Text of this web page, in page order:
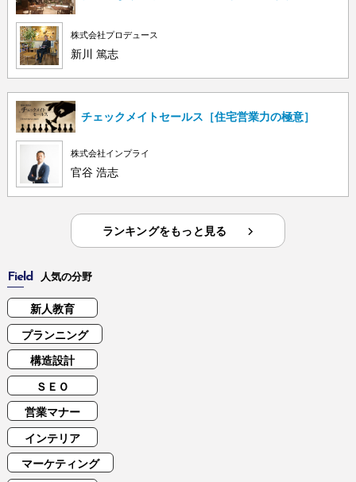
株式会社プロデュース
新川 篤志
チェックメイトセールス［住宅営業力の極意］
株式会社インプライ
官谷 浩志
ランキングをもっと見る
Field 人気の分野
新人教育
プランニング
構造設計
ＳＥＯ
営業マナー
インテリア
マーケティング